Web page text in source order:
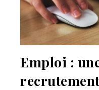
Emploi :